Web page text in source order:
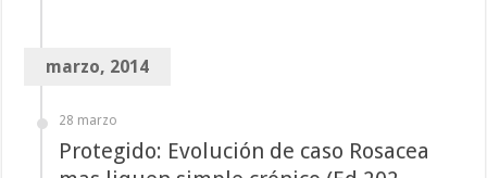
marzo, 2014
28 marzo
Protegido: Evolución de caso Rosacea